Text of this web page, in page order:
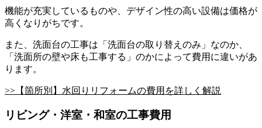
機能が充実しているものや、デザイン性の高い設備は価格が
高くなりがちです。
また、洗面台の工事は「洗面台の取り替えのみ」なのか、
「洗面所の壁や床も工事する」のかによって費用に違いがあ
ります。
>>【箇所別】水回りリフォームの費用を詳しく解説
リビング・洋室・和室の工事費用